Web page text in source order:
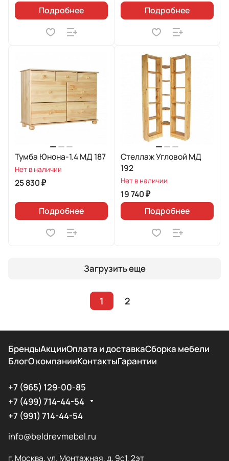
Подробнее
Подробнее
Тумба Юнона-1.4 МД 187
Нет в наличии
25 830 ₽
Подробнее
Стеллаж Угловой МД
192
Нет в наличии
19 740 ₽
Подробнее
Загрузить еще
1 2
БрендыАкцииОплата и доставкаСборка мебели
БлогО компанииКонтактыГарантии
+7 (965) 129-00-85
+7 (499) 714-44-54
+7 (991) 714-44-54
info@beldrevmebel.ru
г. Москва, ул. Монтажная, д. 9с1, 2эт